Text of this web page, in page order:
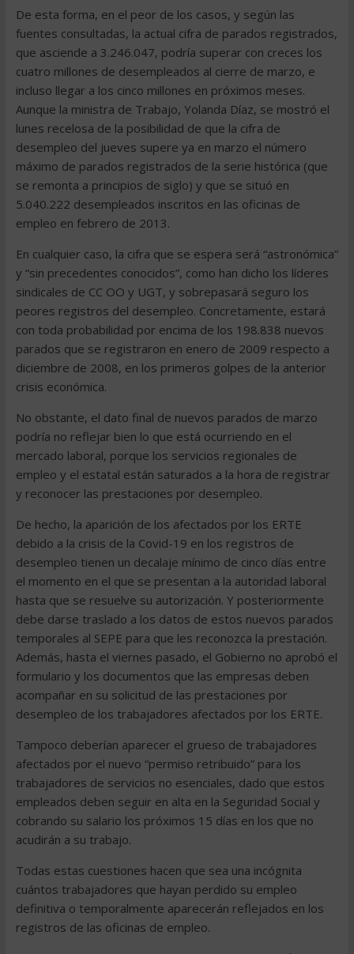
De esta forma, en el peor de los casos, y según las
fuentes consultadas, la actual cifra de parados registrados,
que asciende a 3.246.047, podría superar con creces los
cuatro millones de desempleados al cierre de marzo, e
incluso llegar a los cinco millones en próximos meses.
Aunque la ministra de Trabajo, Yolanda Díaz, se mostró el
lunes recelosa de la posibilidad de que la cifra de
desempleo del jueves supere ya en marzo el número
máximo de parados registrados de la serie histórica (que
se remonta a principios de siglo) y que se situó en
5.040.222 desempleados inscritos en las oficinas de
empleo en febrero de 2013.
En cualquier caso, la cifra que se espera será “astronómica”
y “sin precedentes conocidos”, como han dicho los líderes
sindicales de CC OO y UGT, y sobrepasará seguro los
peores registros del desempleo. Concretamente, estará
con toda probabilidad por encima de los 198.838 nuevos
parados que se registraron en enero de 2009 respecto a
diciembre de 2008, en los primeros golpes de la anterior
crisis económica.
No obstante, el dato final de nuevos parados de marzo
podría no reflejar bien lo que está ocurriendo en el
mercado laboral, porque los servicios regionales de
empleo y el estatal están saturados a la hora de registrar
y reconocer las prestaciones por desempleo.
De hecho, la aparición de los afectados por los ERTE
debido a la crisis de la Covid-19 en los registros de
desempleo tienen un decalaje mínimo de cinco días entre
el momento en el que se presentan a la autoridad laboral
hasta que se resuelve su autorización. Y posteriormente
debe darse traslado a los datos de estos nuevos parados
temporales al SEPE para que les reconozca la prestación.
Además, hasta el viernes pasado, el Gobierno no aprobó el
formulario y los documentos que las empresas deben
acompañar en su solicitud de las prestaciones por
desempleo de los trabajadores afectados por los ERTE.
Tampoco deberían aparecer el grueso de trabajadores
afectados por el nuevo “permiso retribuido” para los
trabajadores de servicios no esenciales, dado que estos
empleados deben seguir en alta en la Seguridad Social y
cobrando su salario los próximos 15 días en los que no
acudirán a su trabajo.
Todas estas cuestiones hacen que sea una incógnita
cuántos trabajadores que hayan perdido su empleo
definitiva o temporalmente aparecerán reflejados en los
registros de las oficinas de empleo.